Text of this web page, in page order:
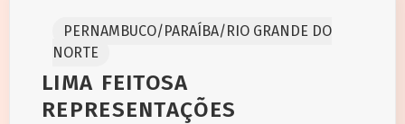
PERNAMBUCO/PARAÍBA/RIO GRANDE DO
NORTE
LIMA FEITOSA
REPRESENTAÇÕES